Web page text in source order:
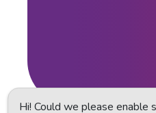
Hi! Could we please enable